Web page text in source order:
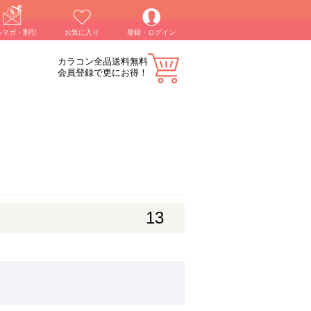
マガ・割引 お気に入り 登録・ログイン
カラコン全品送料無料
会員登録で更にお得！
13